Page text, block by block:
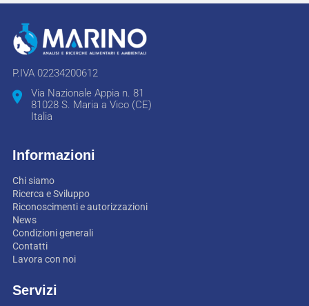
P.IVA 02234200612
Via Nazionale Appia n. 81
81028 S. Maria a Vico (CE)
Italia
Informazioni
Chi siamo
Ricerca e Sviluppo
Riconoscimenti e autorizzazioni
News
Condizioni generali
Contatti
Lavora con noi
Servizi